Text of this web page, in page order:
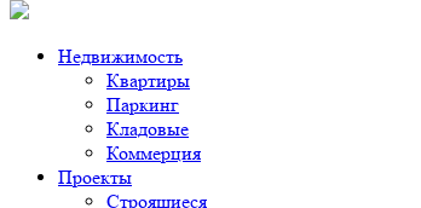
Недвижимость
Квартиры
Паркинг
Кладовые
Коммерция
Проекты
Строящиеся